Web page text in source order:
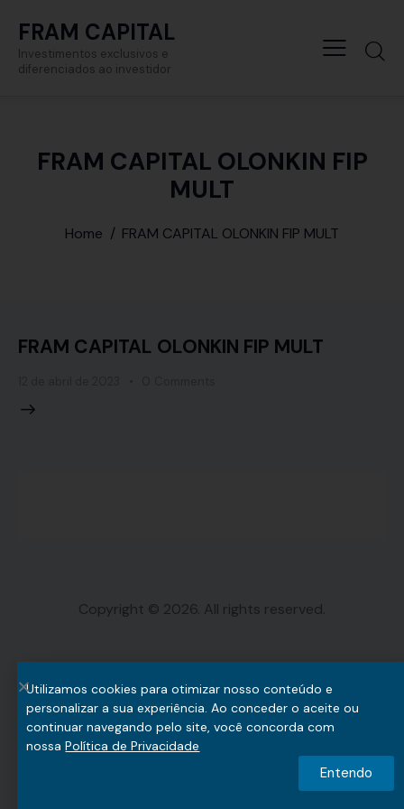
FRAM CAPITAL
Investimentos exclusivos e
diferenciados ao investidor
FRAM CAPITAL OLONKIN FIP
MULT
Home FRAM CAPITAL OLONKIN FIP MULT
FRAM CAPITAL OLONKIN FIP MULT
Copyright © 2026. All rights reserved.
Utilizamos cookies para otimizar nosso conteúdo e
personalizar a sua experiência. Ao conceder o aceite ou
continuar navegando pelo site, você concorda com
nossaPolítica de Privacidade
Entendo